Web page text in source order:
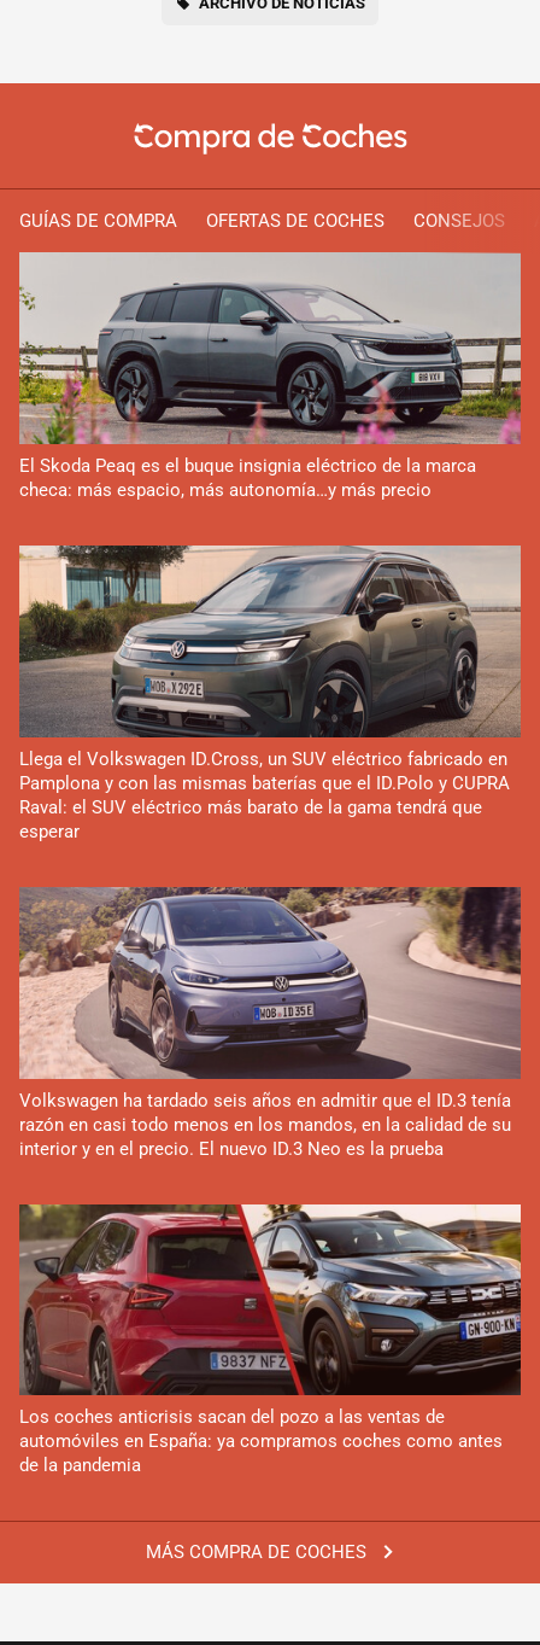
GUÍAS DE COMPRA OFERTAS DE COCHES CONSEJOS
MÁS COMPRA DE COCHES
El Skoda Peaq es el buque insignia eléctrico de la marca
checa: más espacio, más autonomía…y más precio
Llega el Volkswagen ID.Cross, un SUV eléctrico fabricado en
Pamplona y con las mismas baterías que el ID.Polo y CUPRA
Raval: el SUV eléctrico más barato de la gama tendrá que
esperar
Volkswagen ha tardado seis años en admitir que el ID.3 tenía
razón en casi todo menos en los mandos, en la calidad de su
interior y en el precio. El nuevo ID.3 Neo es la prueba
Los coches anticrisis sacan del pozo a las ventas de
automóviles en España: ya compramos coches como antes
de la pandemia